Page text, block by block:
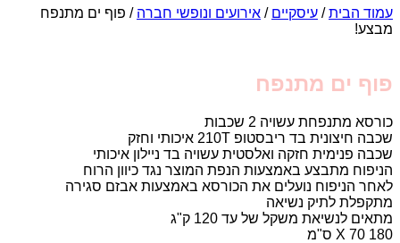
עמוד הבית/ עיסקיים / אירועים ונופשי חברה / פוף ים מתנפח
מבצע!
פוף ים מתנפח
כורסא מתנפחת עשויה 2 שכבות
שכבה חיצונית בד ריבסטופ 210T איכותי וחזק
שכבה פנימית חזקה ואלסטית עשויה בד ניילון איכותי
הניפוח מתבצע באמצעות הנפת המוצר נגד כיוון הרוח
לאחר הניפוח נועלים את הכורסא באמצעות אבזם סגירה
מתקפלת לתיק נשיאה
מתאים לנשיאת משקל של עד 120 ק"ג
180 X 70 ס"מ